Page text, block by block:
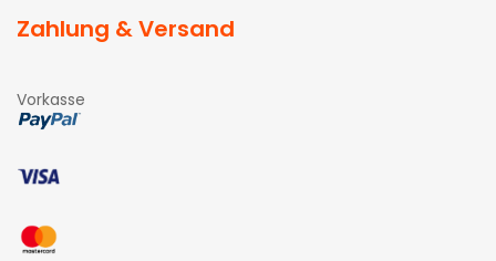
Zahlung & Versand
Vorkasse